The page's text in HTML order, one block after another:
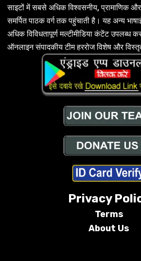
साइटों में सबसे अधिक विश्वसनीय, प्रामाणिक और
समर्पित पाठक वर्ग तक पहुंचाती है। यह अन्य
अधिक विविधतापूर्ण मल्टीमीडिया कंटेंट उपलब्ध
ऑनलाइन संपादकीय टीम हररोज विशेष और
Privacy
Terms
About Us